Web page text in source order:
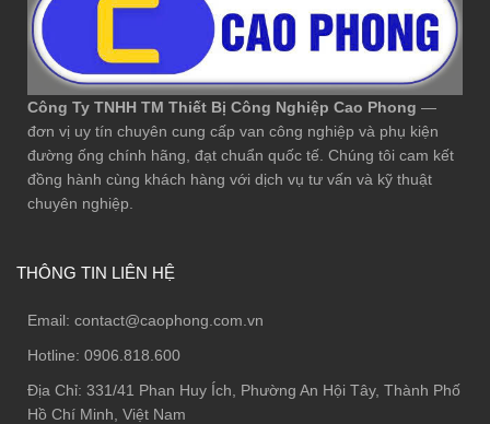
Công Ty TNHH TM Thiết Bị Công Nghiệp Cao Phong —
đơn vị uy tín chuyên cung cấp van công nghiệp và phụ kiện
đường ống chính hãng, đạt chuẩn quốc tế. Chúng tôi cam kết
đồng hành cùng khách hàng với dịch vụ tư vấn và kỹ thuật
chuyên nghiệp.
THÔNG TIN LIÊN HỆ
Email: contact@caophong.com.vn
Hotline: 0906.818.600
Địa Chỉ: 331/41 Phan Huy Ích, Phường An Hội Tây, Thành Phố
Hồ Chí Minh, Việt Nam